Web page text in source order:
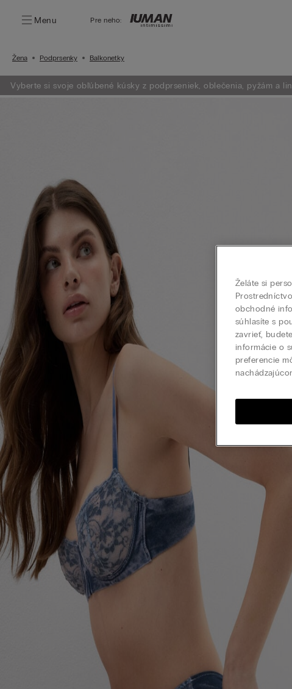
Menu Pre neho:
Žena Podprsenky Balkonetky
Vyberte si svoje obľúbené kúsky z podprseniek, oblečenia, pyžám a
Želáte si
obchodné
súhlasíte s
zavrieť,
informácie o
preferencie